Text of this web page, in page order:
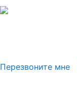
Перезвоните мне